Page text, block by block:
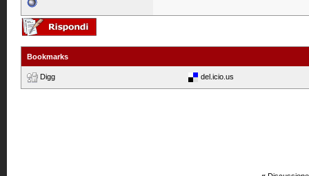
Bookmarks
Digg del.icio.us